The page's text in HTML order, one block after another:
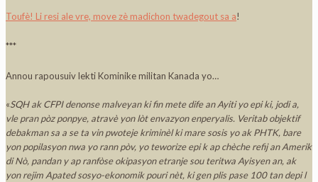
Toufè! Li resi ale vre, move zè madichon twadegout sa a!
***
Annou rapousuiv lekti Kominike militan Kanada yo…
«SQH ak CFPI denonse malveyan ki fin mete dife an Ayiti yo epi ki, jodi a,
vle pran pòz ponpye, atravè yon lòt envazyon enperyalis. Veritab objektif
debakman sa a se ta vin pwoteje kriminèl ki mare sosis yo ak PHTK, bare
yon popilasyon nwa yo rann pòv, yo teworize epi k ap chèche refij an Amerik
di Nò, pandan y ap ranfòse okipasyon etranje sou teritwa Ayisyen an, ak
yon rejim Apated sosyo-ekonomik pouri nèt, ki gen plis pase 100 tan depi l